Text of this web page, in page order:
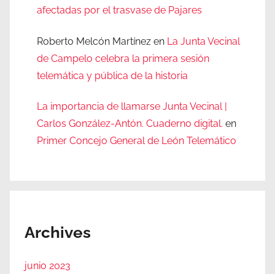
afectadas por el trasvase de Pajares
Roberto Melcón Martínez en La Junta Vecinal
de Campelo celebra la primera sesión
telemática y pública de la historia
La importancia de llamarse Junta Vecinal |
Carlos González-Antón. Cuaderno digital. en
Primer Concejo General de León Telemático
Archives
junio 2023